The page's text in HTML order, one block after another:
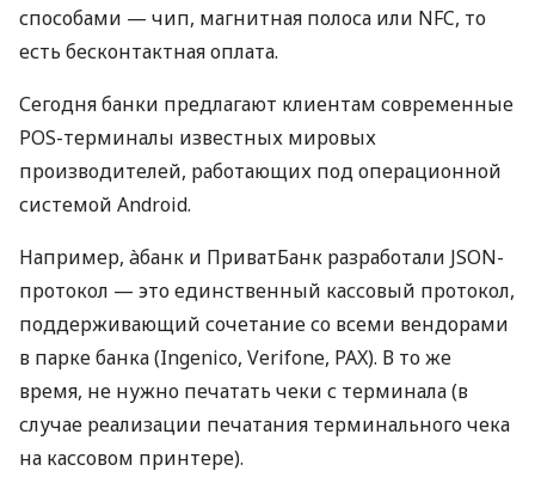
способами — чип, магнитная полоса или NFC, то
есть бесконтактная оплата.
Сегодня банки предлагают клиентам современные
POS-терминалы известных мировых
производителей, работающих под операционной
системой Android.
Например, àбанк и ПриватБанк разработали JSON-
протокол — это единственный кассовый протокол,
поддерживающий сочетание со всеми вендорами
в парке банка (Ingenico, Verifone, PAX). В то же
время, не нужно печатать чеки с терминала (в
случае реализации печатания терминального чека
на кассовом принтере).